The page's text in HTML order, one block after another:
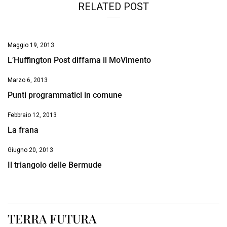
RELATED POST
Maggio 19, 2013
L’Huffington Post diffama il MoVimento
Marzo 6, 2013
Punti programmatici in comune
Febbraio 12, 2013
La frana
Giugno 20, 2013
Il triangolo delle Bermude
TERRA FUTURA